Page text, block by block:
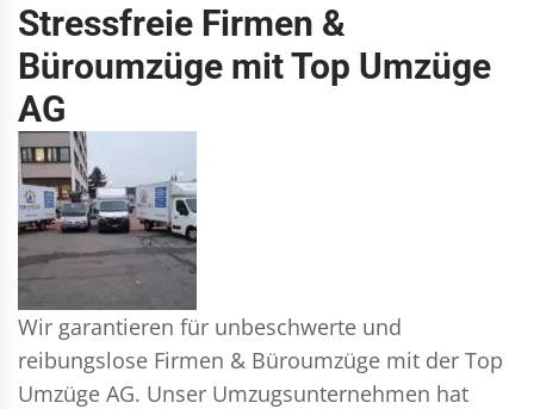
Stressfreie Firmen &
Büroumzüge mit Top Umzüge
AG
Wir garantieren für unbeschwerte und
reibungslose Firmen & Büroumzüge mit der Top
Umzüge AG. Unser Umzugsunternehmen hat